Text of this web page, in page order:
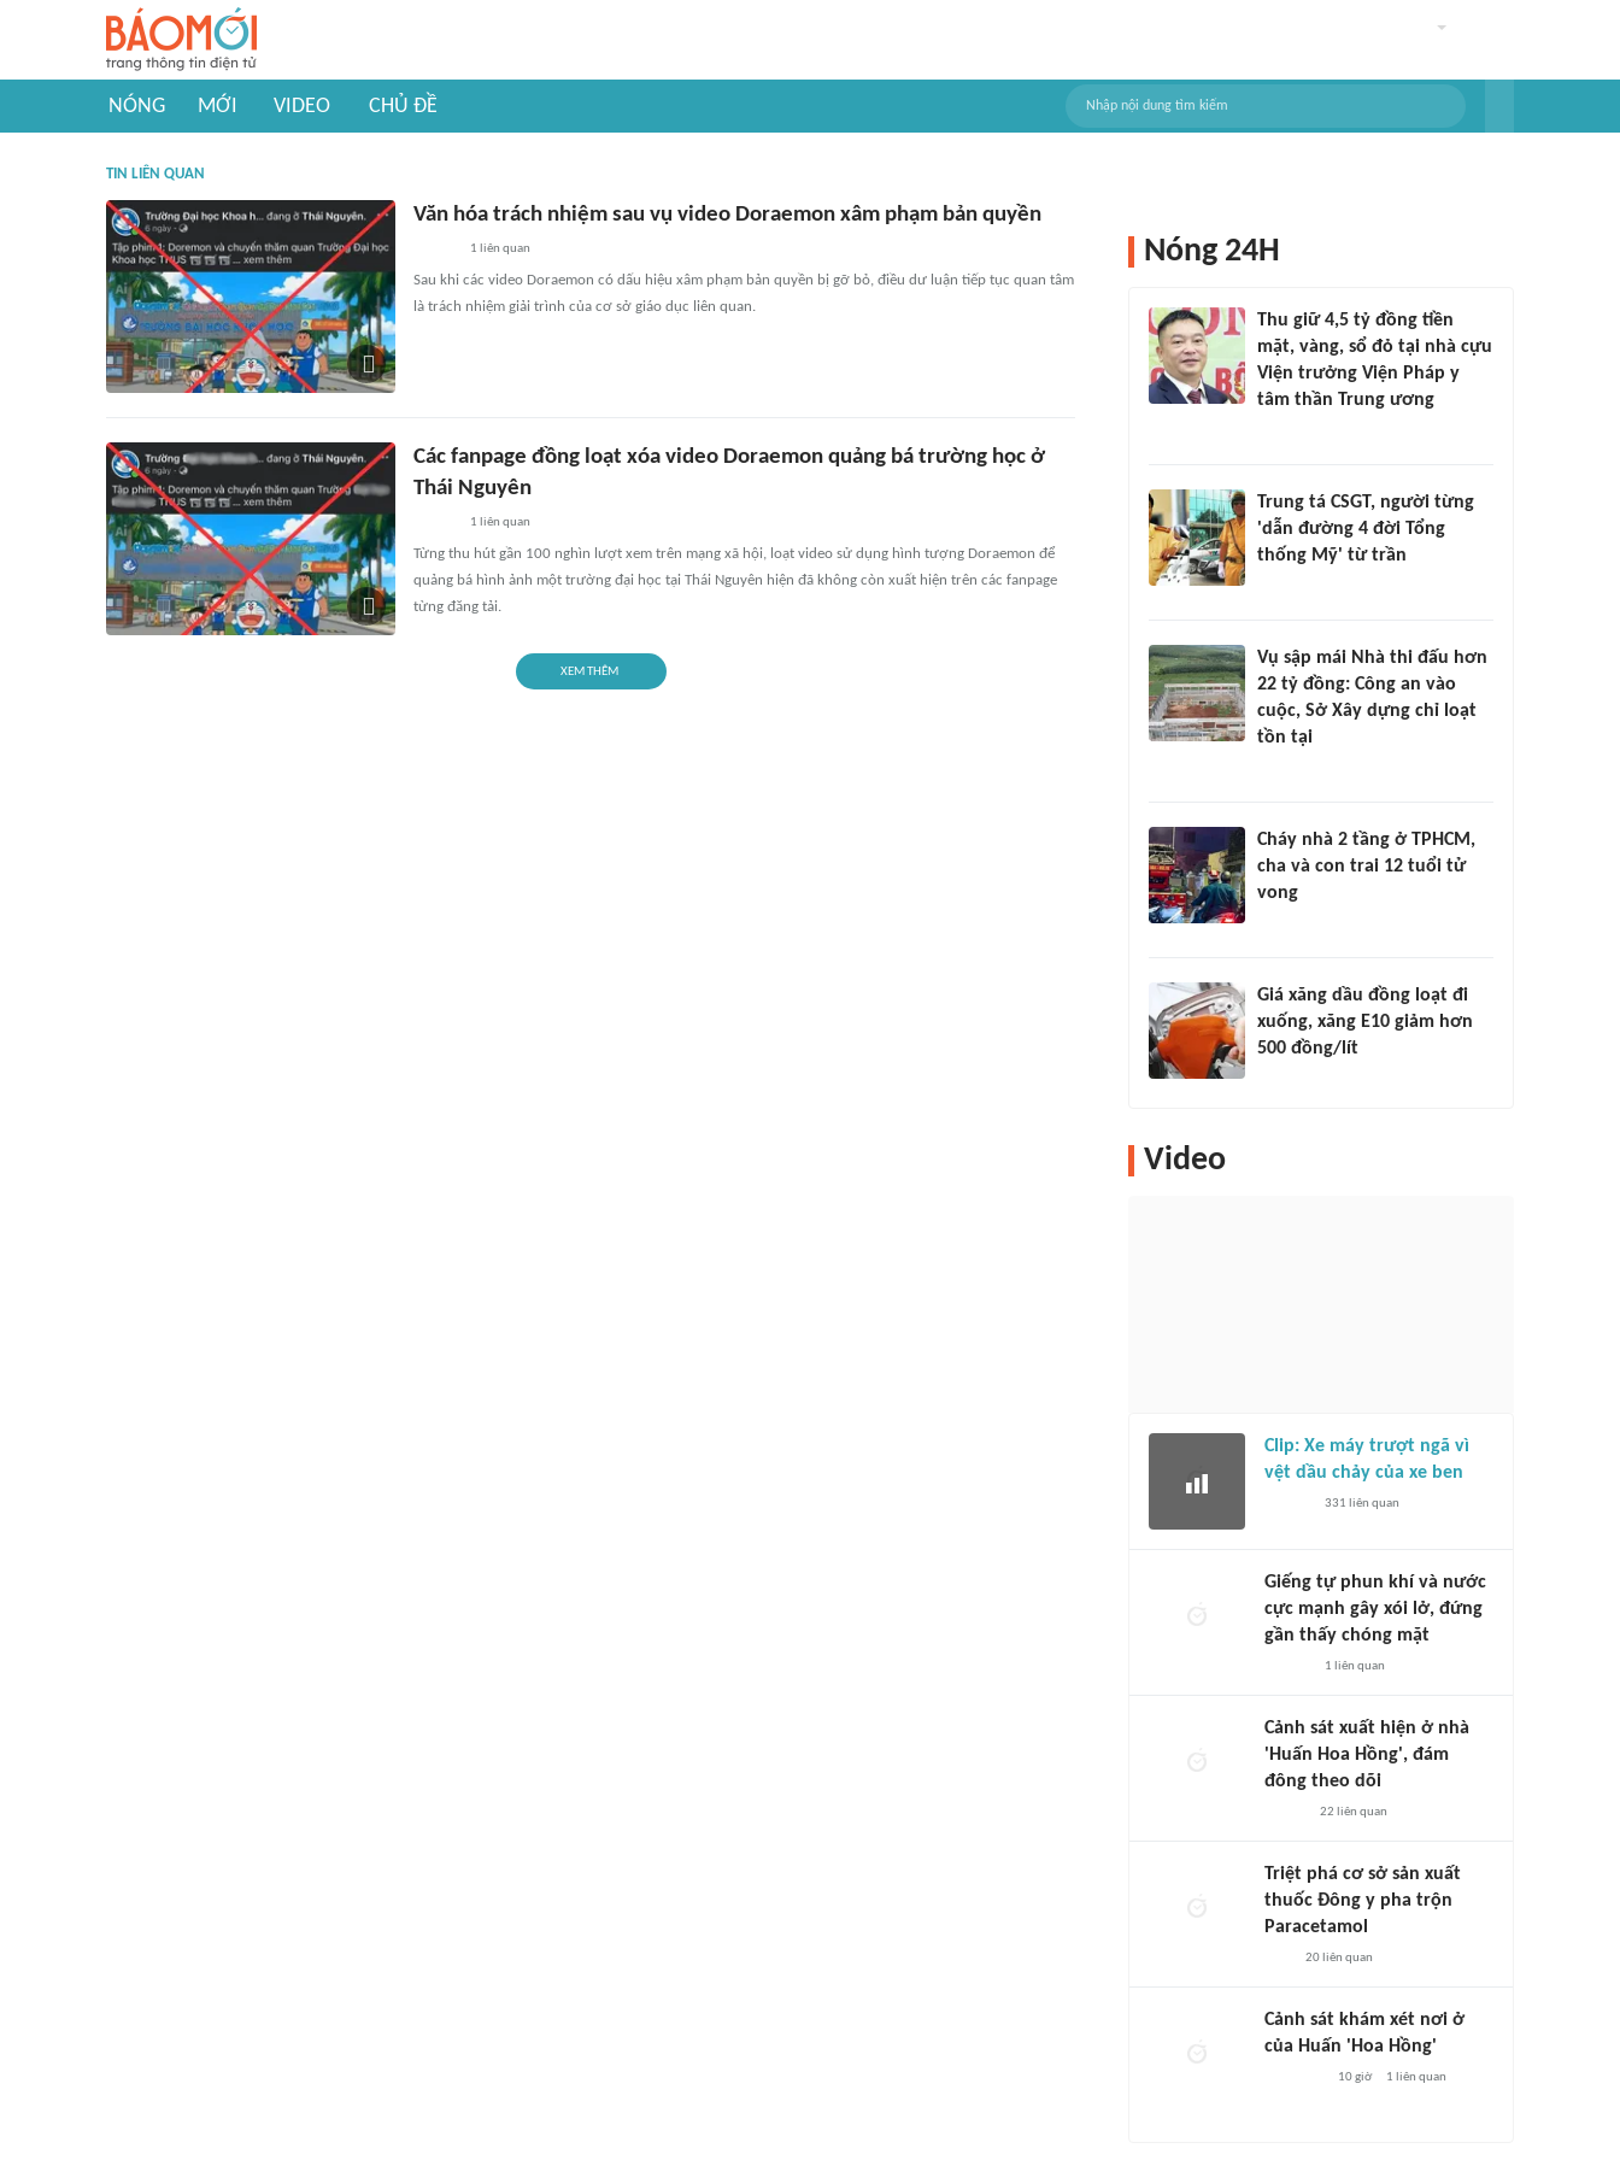
NÓNG MỚI VIDEO CHỦ ĐỀ
TIN LIÊN QUAN
Văn hóa trách nhiệm sau vụ video Doraemon xâm phạm bản quyền
1 liên quan
Sau khi các video Doraemon có dấu hiệu xâm phạm bản quyền bị gỡ bỏ, điều dư luận tiếp tục quan tâm
là trách nhiệm giải trình của cơ sở giáo dục liên quan.
Các fanpage đồng loạt xóa video Doraemon quảng bá trường học ở
Thái Nguyên
1 liên quan
Từng thu hút gần 100 nghìn lượt xem trên mạng xã hội, loạt video sử dụng hình tượng Doraemon để
quảng bá hình ảnh một trường đại học tại Thái Nguyên hiện đã không còn xuất hiện trên các fanpage
từng đăng tải.
XEM THÊM
Nóng 24H
Thu giữ 4,5 tỷ đồng tiền
mặt, vàng, sổ đỏ tại nhà cựu
Viện trưởng Viện Pháp y
tâm thần Trung ương
Trung tá CSGT, người từng
'dẫn đường 4 đời Tổng
thống Mỹ' từ trần
Vụ sập mái Nhà thi đấu hơn
22 tỷ đồng: Công an vào
cuộc, Sở Xây dựng chỉ loạt
tồn tại
Cháy nhà 2 tầng ở TPHCM,
cha và con trai 12 tuổi tử
vong
Giá xăng dầu đồng loạt đi
xuống, xăng E10 giảm hơn
500 đồng/lít
Video
Clip: Xe máy trượt ngã vì
vệt dầu chảy của xe ben
331 liên quan
Giếng tự phun khí và nước
cực mạnh gây xói lở, đứng
gần thấy chóng mặt
1 liên quan
Cảnh sát xuất hiện ở nhà
'Huấn Hoa Hồng', đám
đông theo dõi
22 liên quan
Triệt phá cơ sở sản xuất
thuốc Đông y pha trộn
Paracetamol
20liên quan
Cảnh sát khám xét nơi ở
của Huấn 'Hoa Hồng'
10 giờ 1 liên quan